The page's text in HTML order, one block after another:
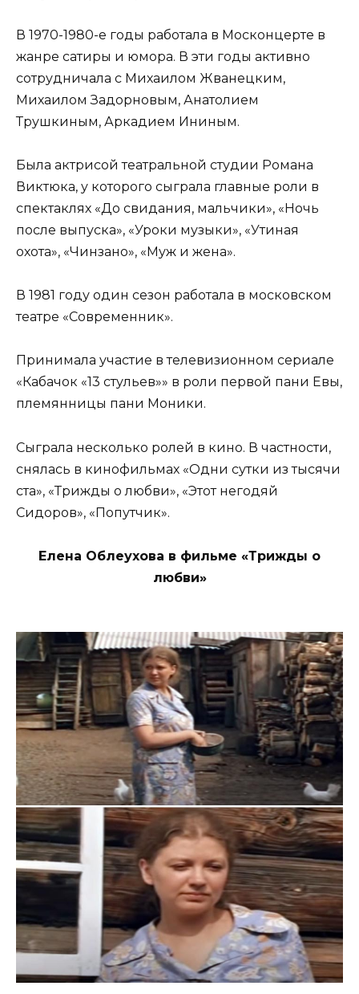
В 1970-1980-е годы работала в Москонцерте в
жанре сатиры и юмора. В эти годы активно
сотрудничала с Михаилом Жванецким,
Михаилом Задорновым, Анатолием
Трушкиным, Аркадием Ининым.
Была актрисой театральной студии Романа
Виктюка, у которого сыграла главные роли в
спектаклях «До свидания, мальчики», «Ночь
после выпуска», «Уроки музыки», «Утиная
охота», «Чинзано», «Муж и жена».
В 1981 году один сезон работала в московском
театре «Современник».
Принимала участие в телевизионном сериале
«Кабачок «13 стульев»» в роли первой пани Евы,
племянницы пани Моники.
Сыграла несколько ролей в кино. В частности,
снялась в кинофильмах «Одни сутки из тысячи
ста», «Трижды о любви», «Этот негодяй
Сидоров», «Попутчик».
Елена Облеухова в фильме «Трижды о
любви»